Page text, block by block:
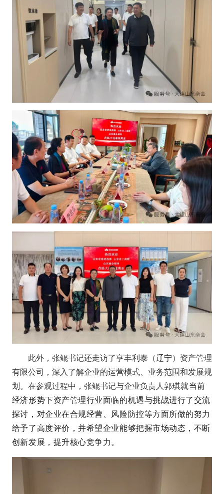
此外，张鲲书记还走访了亨丰利泰（辽宁）资产管理
有限公司，深入了解企业的运营模式、业务范围和发展规
划。在参观过程中，张鲲书记与企业负责人 郭琪就当前
经济形势下资产管理行业面临的机遇与挑战进行了交流
探讨，对企业在合规经营、风险防控等方面所做的努力
给予了高度评价，并希望企业能够把握市场动态，不断
创新发展，提升核心竞争力。